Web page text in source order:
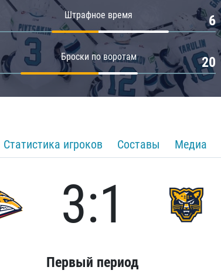
Штрафное время 6
Броски по воротам 20
Статистика игроков Составы Медиа
3:1
Первый период